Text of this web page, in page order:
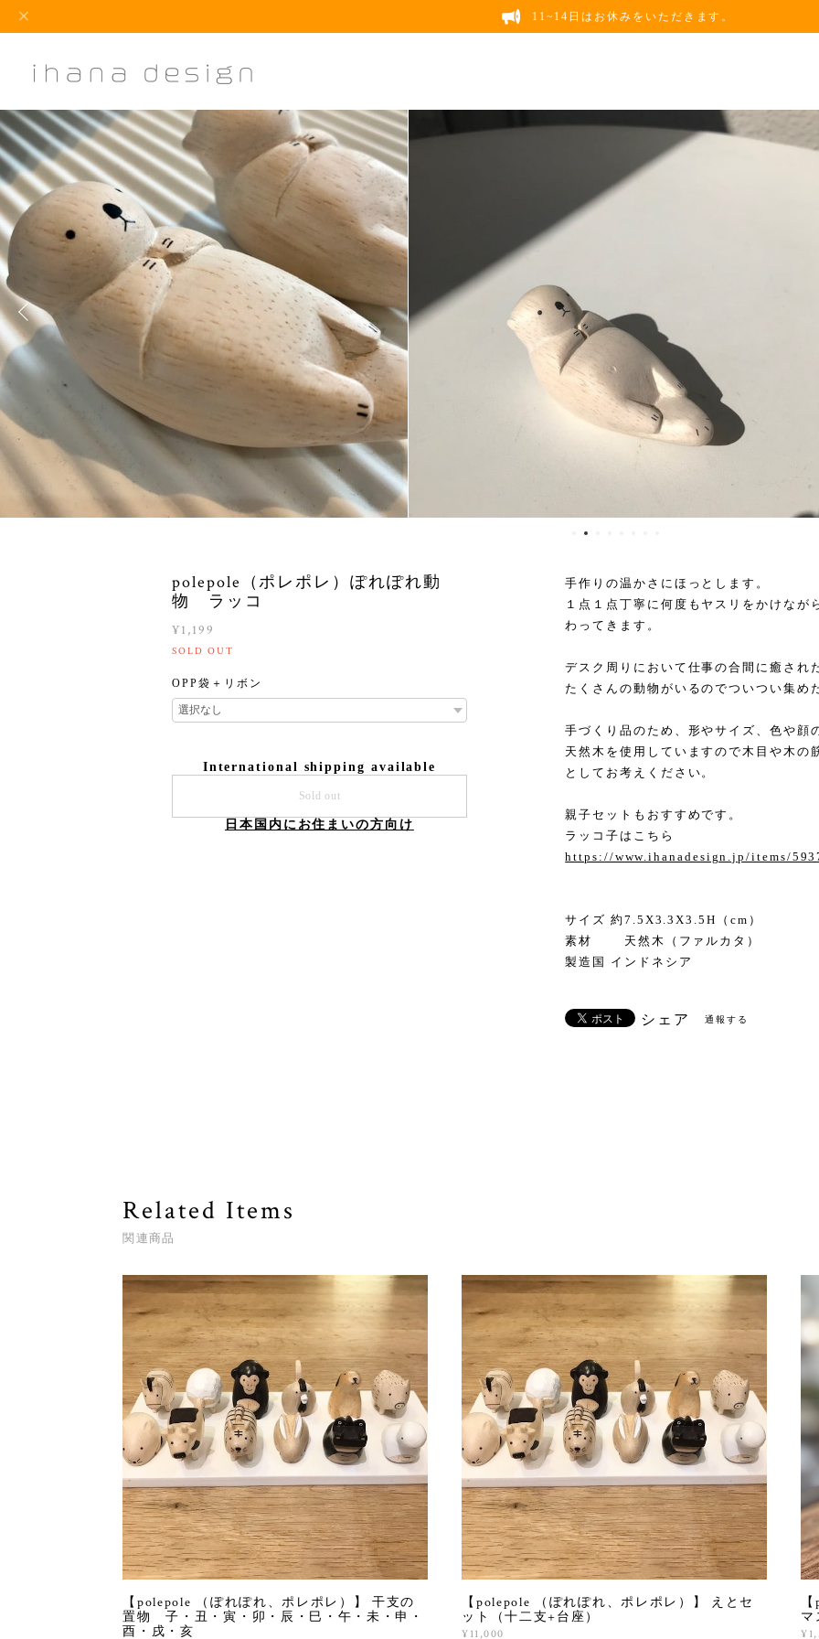
11~14日はお休みをいただきます。
polepole（ポレポレ）ぽれぽれ動
物 ラッコ
¥1,199
SOLD OUT
OPP袋＋リボン
International shipping available
Sold out
日本国内にお住まいの方向け
手作りの温かさにほっとします。
１点１点丁寧に何度もヤスリをかけなが
わってきます。
デスク周りにおいて仕事の合間に癒され
たくさんの動物がいるのでついつい集め
手づくり品のため、形やサイズ、色や顔
天然木を使用していますので木目や木の
としてお考えください。
親子セットもおすすめです。
ラッコ子はこちら
https://www.ihanadesign.jp/items/
サイズ 約7.5X3.3X3.5H（cm）
素材 天然木（ファルカタ）
製造国 インドネシア
シェア 通報する
Related Items
関連商品
【polepole （ぽれぽれ、ポレポレ）】 干支の
置物 子・丑・寅・卯・辰・巳・午・未・申・
酉・戌・亥
【polepole （ぽれぽれ、ポレポレ）】 えとセ
ット（十二支+台座）
¥11,000